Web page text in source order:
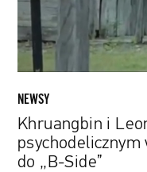
Obejrzyj
klip
„B-
Side”
NEWSY
Khruangbin i
do „B-Side”